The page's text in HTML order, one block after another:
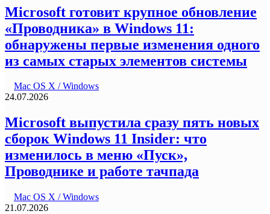
Microsoft готовит крупное обновление
«Проводника» в Windows 11:
обнаружены первые изменения одного
из самых старых элементов системы
Mac OS X / Windows
24.07.2026
Microsoft выпустила сразу пять новых
сборок Windows 11 Insider: что
изменилось в меню «Пуск»,
Проводнике и работе тачпада
Mac OS X / Windows
21.07.2026